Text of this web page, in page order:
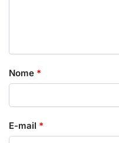
Nome *
E-mail *